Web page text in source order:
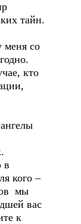
тайн.
меня со
кто
в
кого –
мы
вас
к